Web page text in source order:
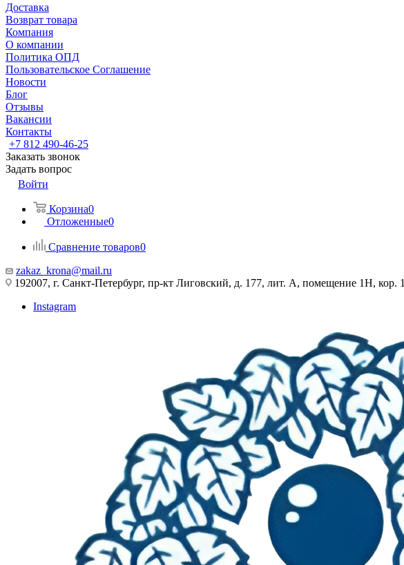
Доставка
Возврат товара
Компания
О компании
Политика ОПД
Пользовательское Соглашение
Новости
Блог
Отзывы
Вакансии
Контакты
+7 812 490-46-25
Заказать звонок
Задать вопрос
Войти
Корзина0
Отложенные0
Сравнение товаров0
zakaz_krona@mail.ru
192007, г. Санкт-Петербург, пр-кт Лиговский, д. 177, лит. А, помещение 1Н, кор. 1
Instagram